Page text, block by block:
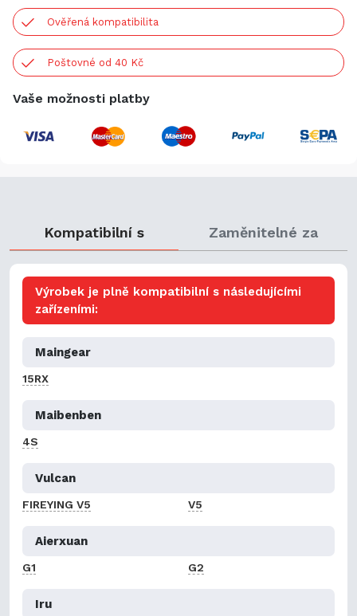
Ověřená kompatibilita
Poštovné od 40 Kč
Vaše možnosti platby
Kompatibilní s Zaměnitelné za
Výrobek je plně kompatibilní s následujícími
zařízeními:
Maingear
15RX
Maibenben
4S
Vulcan
FIREYING V5 V5
Aierxuan
G1 G2
Iru